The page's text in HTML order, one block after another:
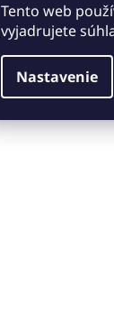
Tento web
vyjadrujete
Nastavenie